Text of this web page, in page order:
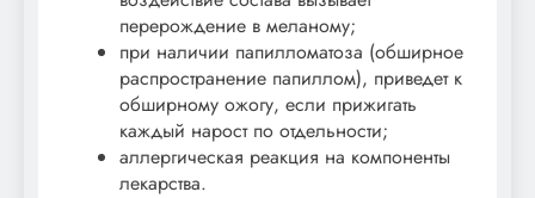
перерождение в меланому;
при наличии папилломатоза (обширное
распространение папиллом), приведет к
обширному ожогу, если прижигать
каждый нарост по отдельности;
аллергическая реакция на компоненты
лекарства.